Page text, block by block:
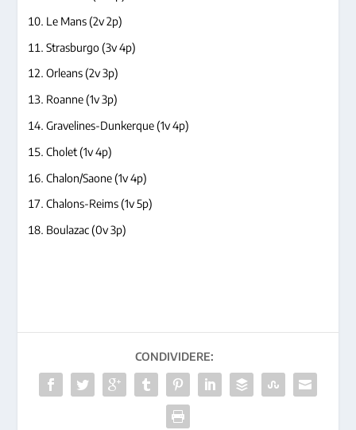
Le Mans (2v 2p)
Strasburgo (3v 4p)
Orleans (2v 3p)
Roanne (1v 3p)
Gravelines-Dunkerque (1v 4p)
Cholet (1v 4p)
Chalon/Saone (1v 4p)
Chalons-Reims (1v 5p)
Boulazac (0v 3p)
CONDIVIDERE: